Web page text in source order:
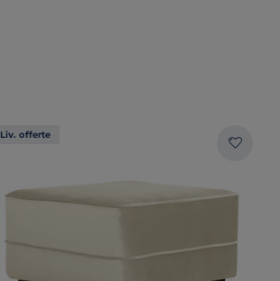
Liv. offerte